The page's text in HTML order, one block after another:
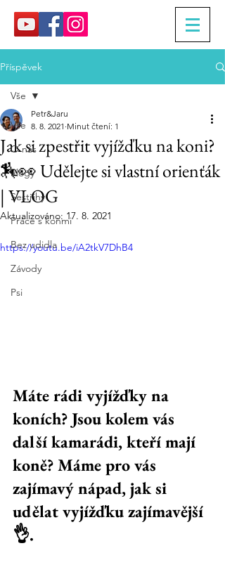
Příspěvek
Vše
O nás
Vlogy
Sestřihy
Práce s koňmi
Bez udidla
Závody
Psi
Vše
Jak si zpestřit vyjížďku na koni?
🏇👀 Udělejte si vlastní orienťák
| VLOG
Petr&Jaru
8. 8. 2021 Minut čtení: 1
Aktualizováno: 17. 8. 2021
https://youtu.be/iA2tkV7DhB4
Máte rádi vyjížďky na
koních? Jsou kolem vás
další kamarádi, kteří mají
koně? Máme pro vás
zajímavý nápad, jak si
udělat vyjížďku zajímavější
👌.